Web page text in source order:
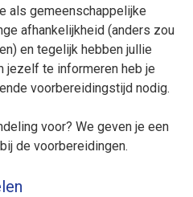
als gemeenschappelijke
afhankelijkheid (anders zou
en tegelijk hebben jullie
jezelf te informeren heb je
voorbereidingstijd nodig.
voor? We geven je een
de voorbereidingen.